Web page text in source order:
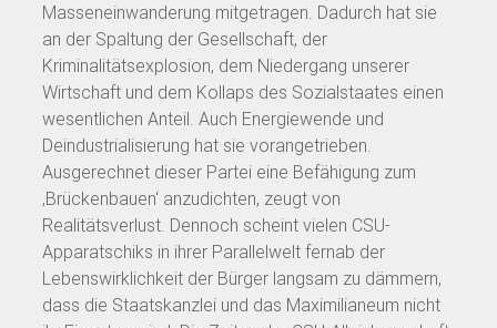
Masseneinwanderung mitgetragen. Dadurch hat sie
an der Spaltung der Gesellschaft, der
Kriminalitätsexplosion, dem Niedergang unserer
Wirtschaft und dem Kollaps des Sozialstaates einen
wesentlichen Anteil. Auch Energiewende und
Deindustrialisierung hat sie vorangetrieben.
Ausgerechnet dieser Partei eine Befähigung zum
‚Brückenbauen‘ anzudichten, zeugt von
Realitätsverlust. Dennoch scheint vielen CSU-
Apparatschiks in ihrer Parallelwelt fernab der
Lebenswirklichkeit der Bürger langsam zu dämmern,
dass die Staatskanzlei und das Maximilianeum nicht